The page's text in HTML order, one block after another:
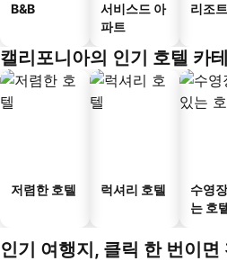
B&B
서비스드 아
파트
리조트
캘리포니아의 인기 호텔 카
저렴한 호텔 럭셔리 호텔
수영
는 호
인기 여행지, 클릭 한 번이